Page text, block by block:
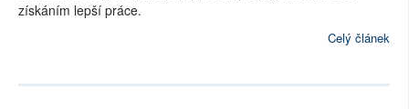
získáním lepší práce.
Celý článek